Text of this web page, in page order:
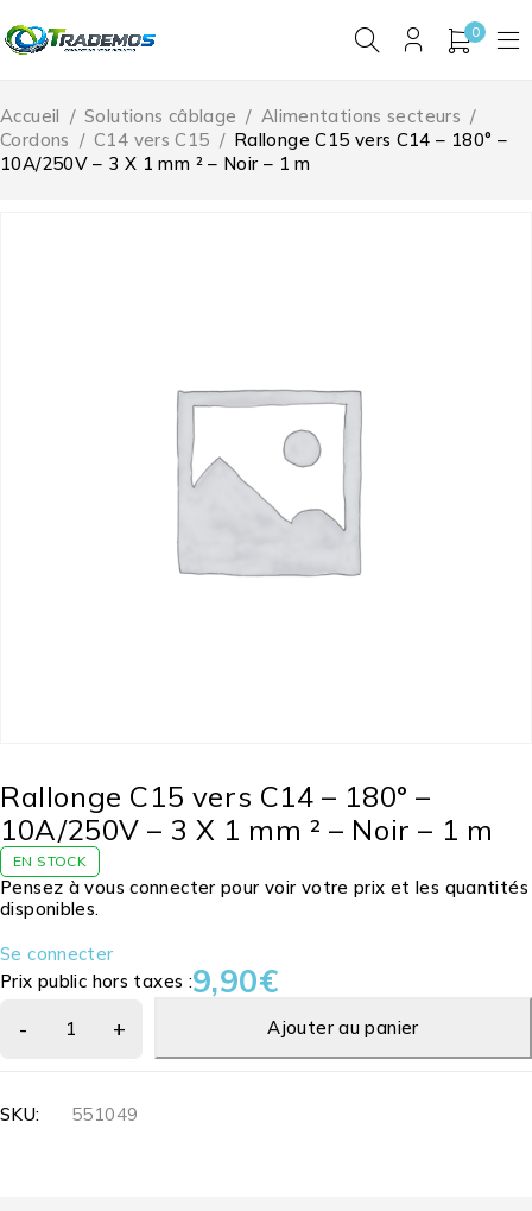
0
Accueil / Solutions câblage / Alimentations secteurs /
Cordons / C14 vers C15 / Rallonge C15 vers C14 – 180° –
10A/250V – 3 X 1 mm ² – Noir – 1 m
Rallonge C15 vers C14 – 180° –
10A/250V – 3 X 1 mm ² – Noir – 1 m
EN STOCK
Pensez à vous connecter pour voir votre prix et les quantités
disponibles.
Se connecter
Prix public hors taxes :9,90€
Ajouter au panier
SKU: 551049